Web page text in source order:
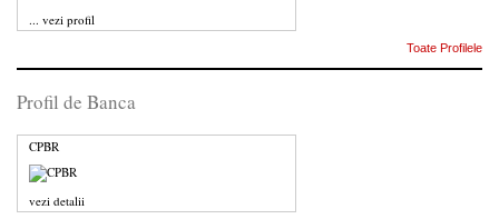
... vezi profil
Toate Profilele
Profil de Banca
CPBR
vezi detalii